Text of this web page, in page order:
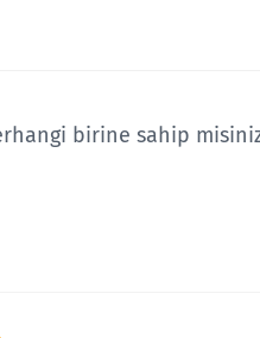
birine sahip